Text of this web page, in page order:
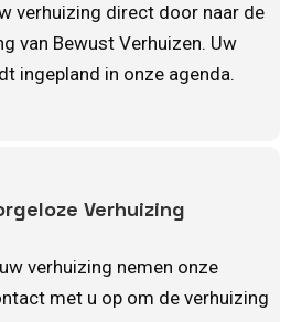
verhuizing direct door naar de
van Bewust Verhuizen. Uw
ingepland in onze agenda.
Verhuizing
verhuizing nemen onze
met u op om de verhuizing